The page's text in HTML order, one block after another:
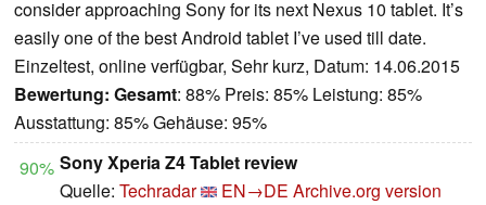
consider approaching Sony for its next Nexus 10 tablet. It’s
easily one of the best Android tablet I’ve used till date.
Einzeltest, online verfügbar, Sehr kurz, Datum: 14.06.2015
Bewertung: Gesamt: 88% Preis: 85% Leistung: 85%
Ausstattung: 85% Gehäuse: 95%
90% Sony Xperia Z4 Tablet review
Quelle: Techradar EN→DE Archive.org version